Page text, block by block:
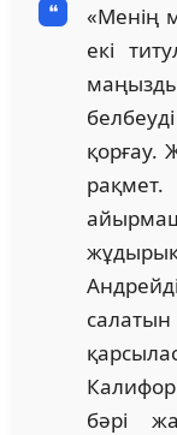
«Менің
екі
қорғау.
бәрі